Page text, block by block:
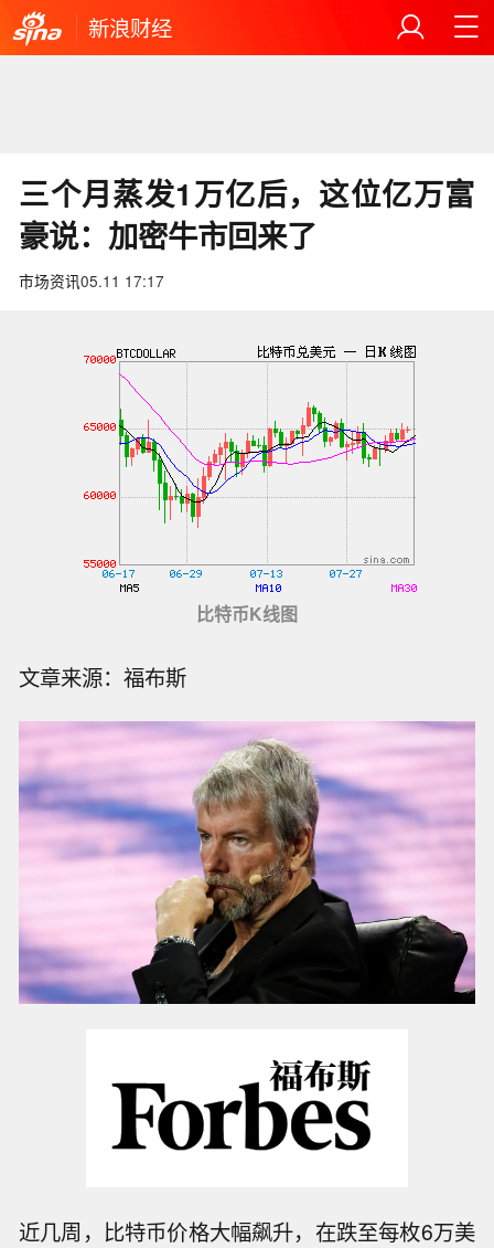
新浪财经
三个月蒸发1万亿后，这位亿万富
豪说：加密牛市回来了
市场资讯05.11 17:17
比特币K线图
文章来源：福布斯
近几周，比特币价格大幅飙升，在跌至每枚6万美